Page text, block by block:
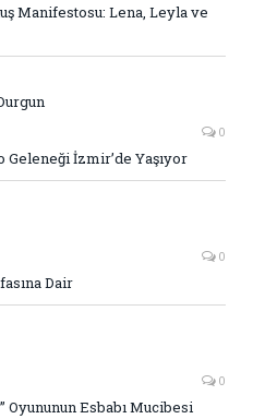
Manifestosu: Lena, Leyla ve
0
Geleneği İzmir’de Yaşıyor
0
Dair
0
Oyununun Esbabı Mucibesi